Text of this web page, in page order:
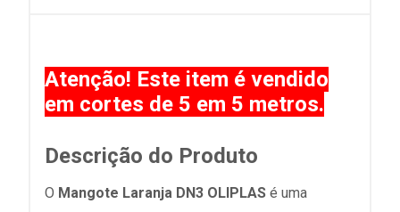
Atenção! Este item é vendido
em cortes de 5 em 5 metros.
Descrição do Produto
O Mangote Laranja DN3 OLIPLAS é uma